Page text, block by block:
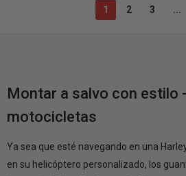
1 2 3 ...
Montar a salvo con estilo
motocicletas
Ya sea que esté navegando en una
en su helicóptero personalizado, los